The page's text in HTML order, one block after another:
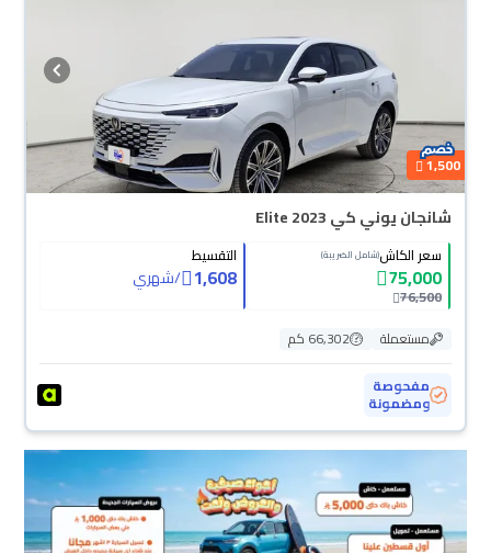
تقسيط، وتحجزها أونلاين، وبتوصلك لين باب بيتك.
1,500
شانجان يوني كي Elite 2023
سعر الكاش(شامل الضريبة)
75,000
76,500
التقسيط
1,608
/شهري
مستعملة
66,302 كم
مفحوصة
ومضمونة